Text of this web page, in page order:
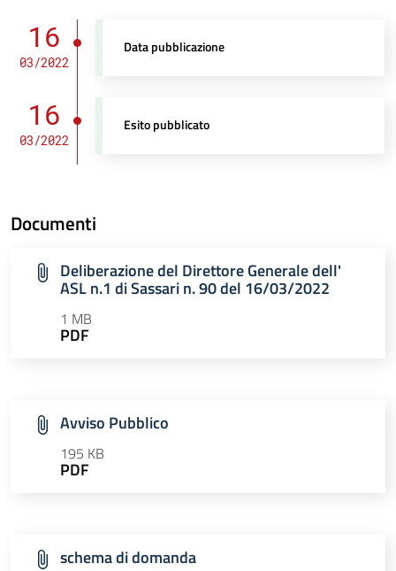
16
03/2022
Data pubblicazione
16
03/2022
Esito pubblicato
Documenti
Deliberazione del Direttore Generale dell'
ASL n.1 di Sassari n. 90 del 16/03/2022
1 MB
PDF
Avviso Pubblico
195 KB
PDF
schema di domanda